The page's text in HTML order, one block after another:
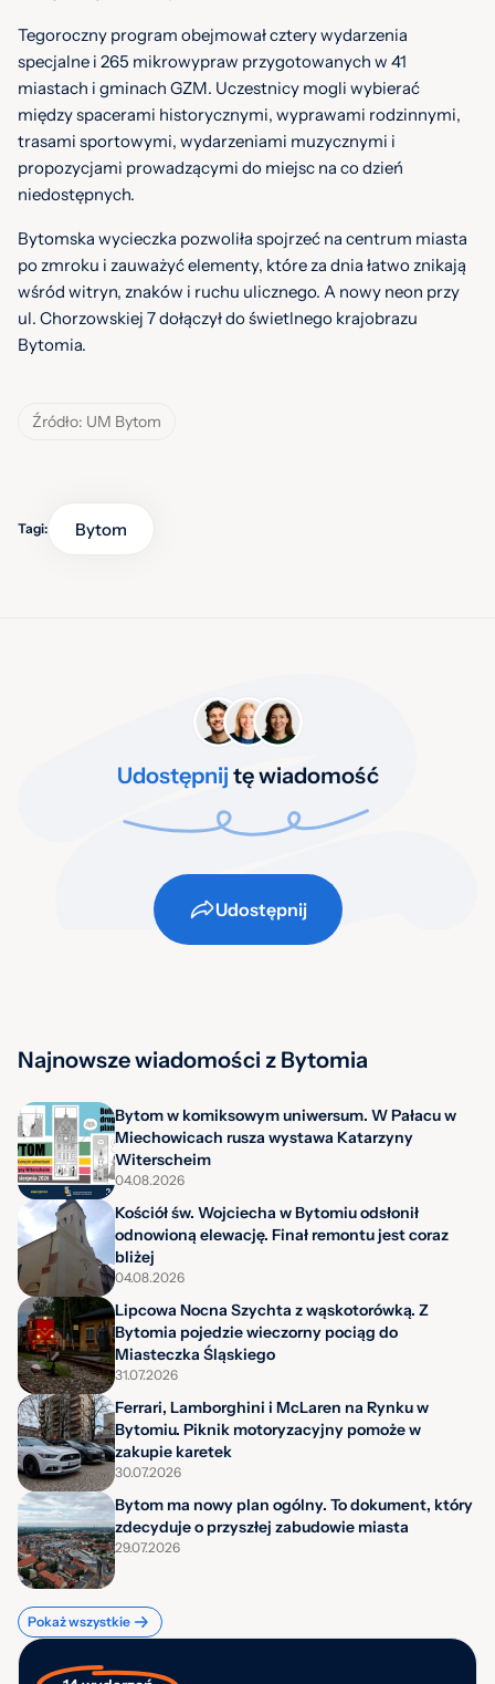
Tegoroczny program obejmował cztery wydarzenia
specjalne i 265 mikrowypraw przygotowanych w 41
miastach i gminach GZM. Uczestnicy mogli wybierać
między spacerami historycznymi, wyprawami rodzinnymi,
trasami sportowymi, wydarzeniami muzycznymi i
propozycjami prowadzącymi do miejsc na co dzień
niedostępnych.
Bytomska wycieczka pozwoliła spojrzeć na centrum miasta
po zmroku i zauważyć elementy, które za dnia łatwo znikają
wśród witryn, znaków i ruchu ulicznego. A nowy neon przy
ul. Chorzowskiej 7 dołączył do świetlnego krajobrazu
Bytomia.
Źródło: UM Bytom
Tagi: Bytom
Udostępnij tę wiadomość
Udostępnij
Najnowsze wiadomości z Bytomia
Bytom w komiksowym uniwersum. W Pałacu w
Miechowicach rusza wystawa Katarzyny
Witerscheim
04.08.2026
Kościół św. Wojciecha w Bytomiu odsłonił
odnowioną elewację. Finał remontu jest coraz
bliżej
04.08.2026
Lipcowa Nocna Szychta z wąskotorówką. Z
Bytomia pojedzie wieczorny pociąg do
Miasteczka Śląskiego
31.07.2026
Ferrari, Lamborghini i McLaren na Rynku w
Bytomiu. Piknik motoryzacyjny pomoże w
zakupie karetek
30.07.2026
Bytom ma nowy plan ogólny. To dokument, który
zdecyduje o przyszłej zabudowie miasta
29.07.2026
Pokaż wszystkie